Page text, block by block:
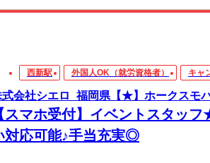
西新駅 外国人OK（就労資格者） キャ
式会社シエロ_福岡県【★】ホークスモ
スマホ受付】イベントスタッ
対応可能♪手当充実◎